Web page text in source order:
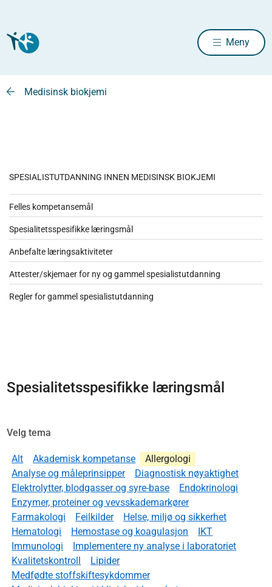
Meny
Medisinsk biokjemi
SPESIALISTUTDANNING INNEN MEDISINSK BIOKJEMI
Felles kompetansemål
Spesialitetsspesifikke læringsmål
Anbefalte læringsaktiviteter
Attester/skjemaer for ny og gammel spesialistutdanning
Regler for gammel spesialistutdanning
Spesialitetsspesifikke læringsmål
Velg tema
Alt Akademisk kompetanse
Allergologi
Analyse og måleprinsipper
Diagnostisk nøyaktighet
Elektrolytter, blodgasser og syre-base
Endokrinologi
Enzymer, proteiner og vevsskademarkører
Farmakologi
Feilkilder
Helse, miljø og sikkerhet
Hematologi
Hemostase og koagulasjon
IKT
Immunologi
Implementere ny analyse i laboratoriet
Kvalitetskontroll
Lipider
Medfødte stoffskiftesykdommer